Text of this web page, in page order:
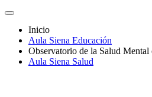
Saltar
contenido
Toggle
Navigation
Inicio
Aula Siena Educación
Observatorio de la Salud Mental
Aula Siena Salud